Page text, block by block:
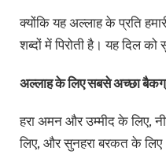
क्योंकि यह अल्लाह के प्रति
शब्दों में पिरोती है। यह दिल
अल्लाह के लिए सबसे अच्छा
हरा अमन और उम्मीद के लिए,
लिए, और सुनहरा बरकत के